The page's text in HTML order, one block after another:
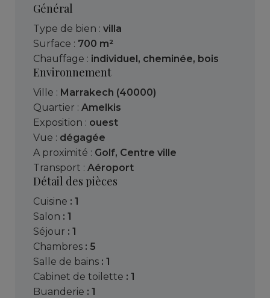
Général
Type de bien : villa
Surface : 700 m²
Chauffage : individuel, cheminée, bois
Environnement
Ville : Marrakech (40000)
Quartier : Amelkis
Exposition : ouest
Vue : dégagée
A proximité : Golf, Centre ville
Transport : Aéroport
Détail des pièces
cuisine : 1
salon : 1
séjour : 1
chambres : 5
salle de bains : 1
cabinet de toilette : 1
buanderie : 1